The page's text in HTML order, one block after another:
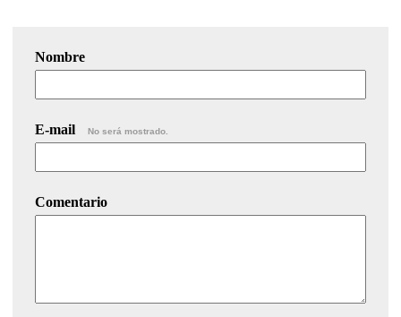
Nombre
E-mail No será mostrado.
Comentario